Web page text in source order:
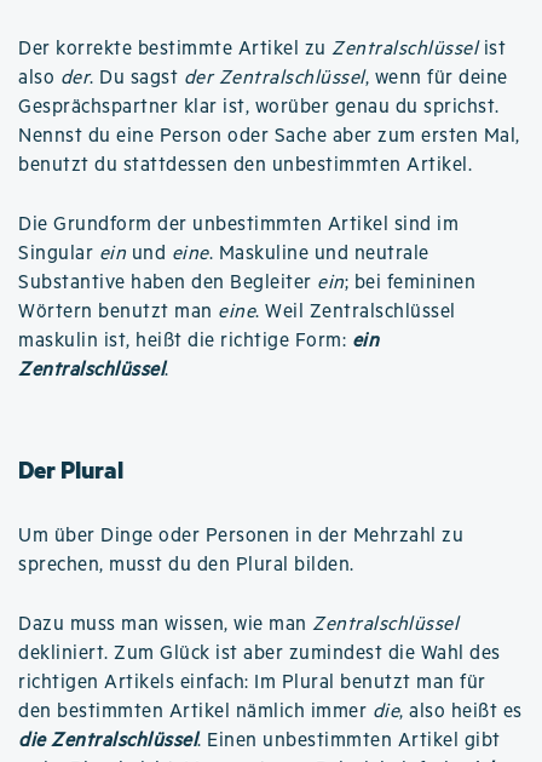
Der korrekte bestimmte Artikel zu Zentralschlüsselist
also der. Du sagst der Zentralschlüssel, wenn für deine
Gesprächspartner klar ist, worüber genau du sprichst.
Nennst du eine Person oder Sache aber zum ersten Mal,
benutzt du stattdessen den unbestimmten Artikel.
Die Grundform der unbestimmten Artikel sind im
Singular ein und eine. Maskuline und neutrale
Substantive haben den Begleiter ein; bei femininen
Wörtern benutzt man eine. Weil Zentralschlüssel
maskulin ist, heißt die richtige Form: ein
Zentralschlüssel.
Der Plural
Um über Dinge oder Personen in der Mehrzahl zu
sprechen, musst du den Plural bilden.
Dazu muss man wissen, wie man Zentralschlüssel
dekliniert. Zum Glück ist aber zumindest die Wahl des
richtigen Artikels einfach: Im Plural benutzt man für
den bestimmten Artikel nämlich immer die, also heißt es
die Zentralschlüssel. Einen unbestimmten Artikel gibt